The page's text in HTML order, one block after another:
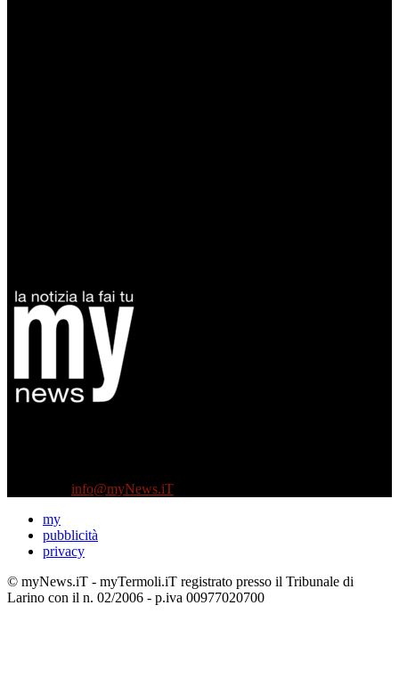
info@myNews.iT
my
pubblicità
privacy
© myNews.iT - myTermoli.iT registrato presso il Tribunale di
Larino con il n. 02/2006 - p.iva 00977020700